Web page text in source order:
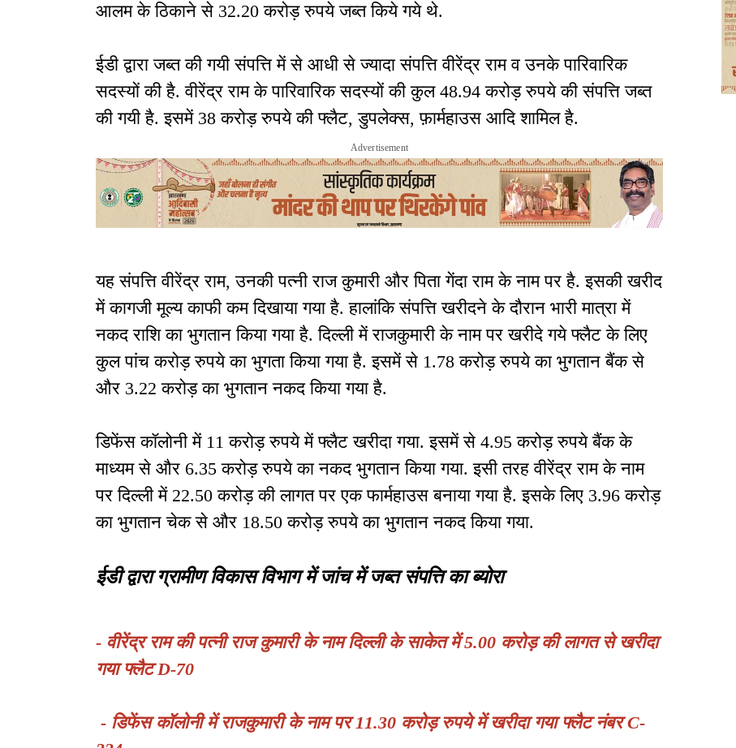
आलम के ठिकाने से 32.20 करोड़ रुपये जब्त किये गये थे.
ईडी द्वारा जब्त की गयी संपत्ति में से आधी से ज्यादा संपत्ति वीरेंद्र राम व उनके पारिवारिक
सदस्यों की है. वीरेंद्र राम के पारिवारिक सदस्यों की कुल 48.94 करोड़ रुपये की संपत्ति जब्त
की गयी है. इसमें 38 करोड़ रुपये की फ्लैट, डुपलेक्स, फ़ार्महाउस आदि शामिल है.
Advertisement
यह संपत्ति वीरेंद्र राम, उनकी पत्नी राज कुमारी और पिता गेंदा राम के नाम पर है. इसकी खरीद
में कागजी मूल्य काफी कम दिखाया गया है. हालांकि संपत्ति खरीदने के दौरान भारी मात्रा में
नकद राशि का भुगतान किया गया है. दिल्ली में राजकुमारी के नाम पर खरीदे गये फ्लैट के लिए
कुल पांच करोड़ रुपये का भुगता किया गया है. इसमें से 1.78 करोड़ रुपये का भुगतान बैंक से
और 3.22 करोड़ का भुगतान नकद किया गया है.
डिफेंस कॉलोनी में 11 करोड़ रुपये में फ्लैट खरीदा गया. इसमें से 4.95 करोड़ रुपये बैंक के
माध्यम से और 6.35 करोड़ रुपये का नकद भुगतान किया गया. इसी तरह वीरेंद्र राम के नाम
पर दिल्ली में 22.50 करोड़ की लागत पर एक फार्महाउस बनाया गया है. इसके लिए 3.96 करोड़
का भुगतान चेक से और 18.50 करोड़ रुपये का भुगतान नकद किया गया.
ईडी द्वारा ग्रामीण विकास विभाग में जांच में जब्त संपत्ति का ब्योरा
- वीरेंद्र राम की पत्नी राज कुमारी के नाम दिल्ली के साकेत में 5.00 करोड़ की लागत से खरीदा
गया फ्लैट D-70
- डिफेंस कॉलोनी में राजकुमारी के नाम पर 11.30 करोड़ रुपये में खरीदा गया फ्लैट नंबर C-